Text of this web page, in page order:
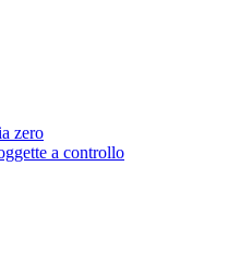
zero
a controllo